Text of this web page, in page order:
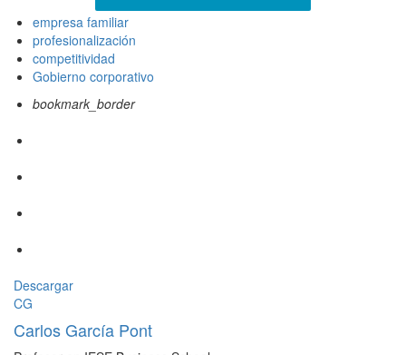
empresa familiar
profesionalización
competitividad
Gobierno corporativo
bookmark_border
Descargar
CG
Carlos García Pont